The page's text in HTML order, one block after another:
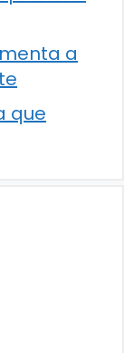
a
que